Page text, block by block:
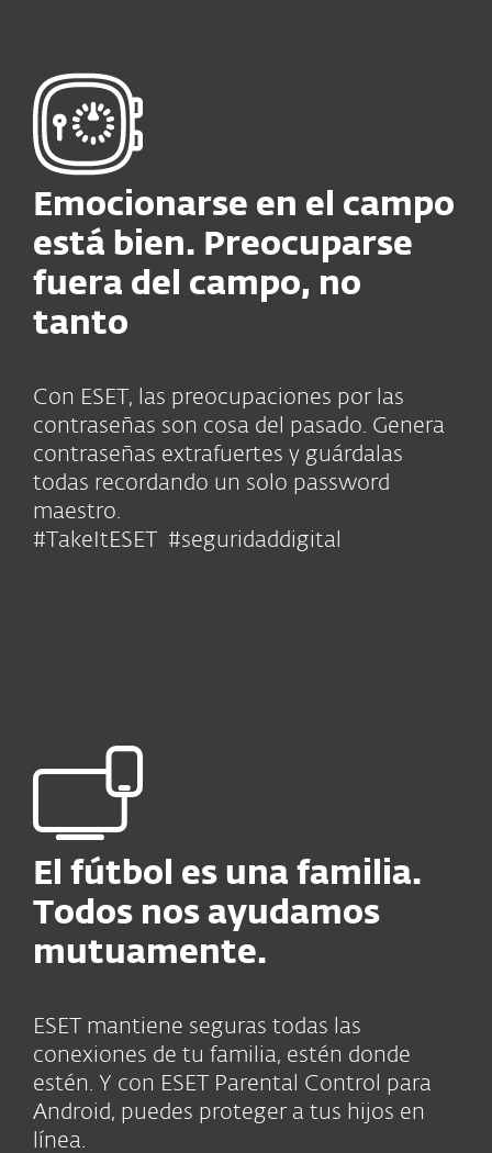
Emocionarse en el campo
está bien. Preocuparse
fuera del campo, no
tanto
Con ESET, las preocupaciones por las
contraseñas son cosa del pasado. Genera
contraseñas extrafuertes y guárdalas
todas recordando un solo password
maestro.
#TakeItESET #seguridaddigital
El fútbol es una familia.
Todos nos ayudamos
mutuamente.
ESET mantiene seguras todas las
conexiones de tu familia, estén donde
estén. Y con ESET Parental Control para
Android, puedes proteger a tus hijos en
línea.